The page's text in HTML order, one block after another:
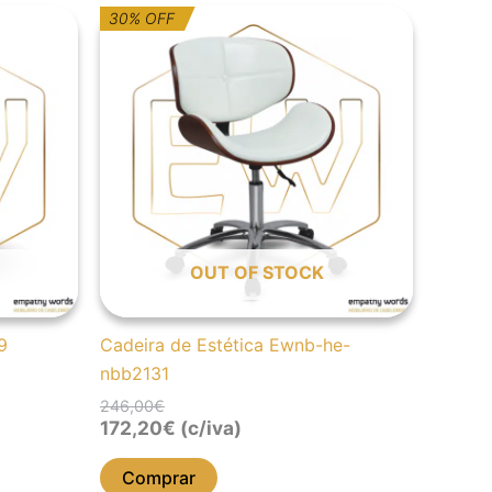
30% OFF
OUT OF STOCK
Cadeira de Estética Ewnb-he-
nbb2131
246,00€
O
preço
original
era:
246,00€.
O
preço
atual
é:
172,20€.
172,20€ (c/iva)
Comprar